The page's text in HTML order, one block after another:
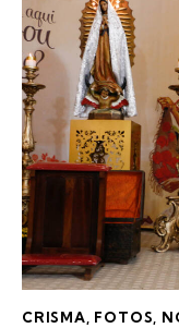
CRISMA, FOTOS,